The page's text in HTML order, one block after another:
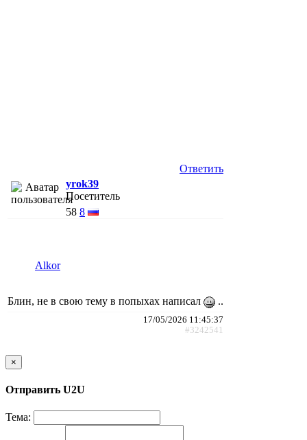
Ответить
yrok39
Посетитель
58 8
Alkor
Блин, не в свою тему в попыхах написал ..
17/05/2026 11:45:37
#3242541
×
Отправить U2U
Тема: